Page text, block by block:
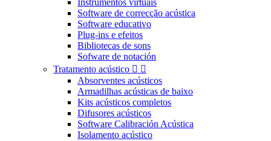
Instrumentos virtuais
Software de correcção acústica
Software educativo
Plug-ins e efeitos
Bibliotecas de sons
Sofware de notación
Tratamento acústico  
Absorventes acústicos
Armadilhas acústicas de baixo
Kits acústicos completos
Difusores acústicos
Software Calibración Acústica
Isolamento acústico